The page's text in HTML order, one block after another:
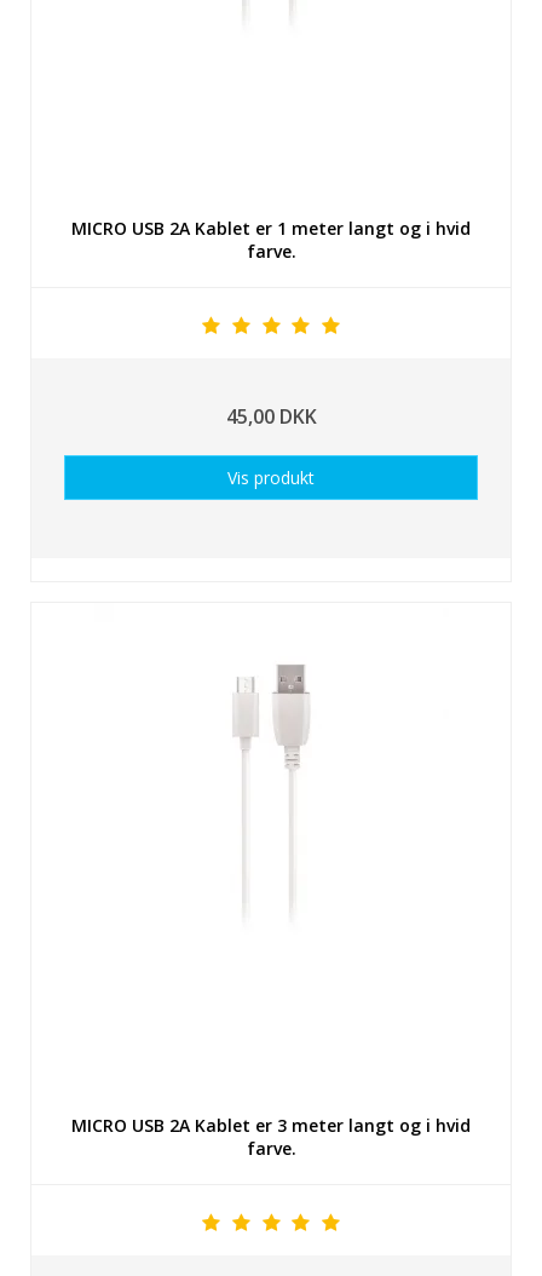
MICRO USB 2A Kablet er 1 meter langt og i hvid
farve.
45,00 DKK
Vis produkt
MICRO USB 2A Kablet er 3 meter langt og i hvid
farve.